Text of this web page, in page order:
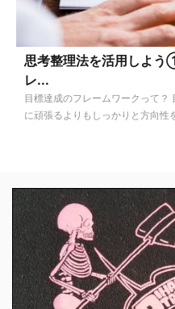
思考整理法を活用しよ
レ...
目標達成のフレームワークって？
に頑張るよりもしっかりと方向性